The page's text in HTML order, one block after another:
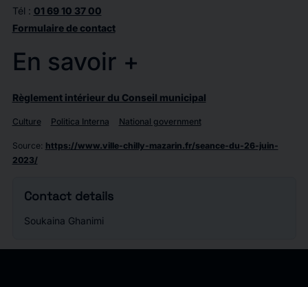
Tél : 01 69 10 37 00
Formulaire de contact
En savoir +
Règlement intérieur du Conseil municipal
Culture Politica Interna National government
Source: https://www.ville-chilly-mazarin.fr/seance-du-26-juin-
2023/
Contact details
Soukaina Ghanimi